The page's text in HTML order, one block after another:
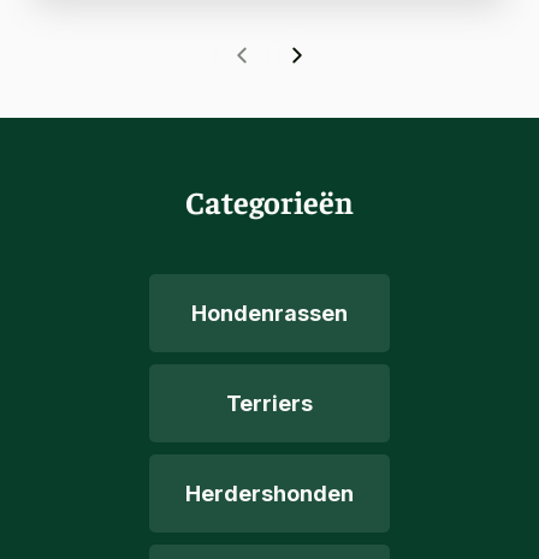
Categorieën
Hondenrassen
Terriers
Herdershonden